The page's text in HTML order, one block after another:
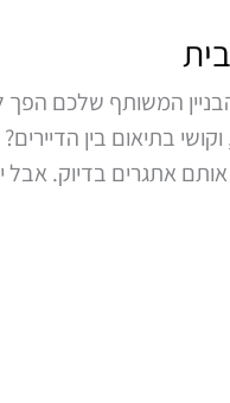
המשותף שלכם
בתיאום בין
אתגרים בדיוק. אבל